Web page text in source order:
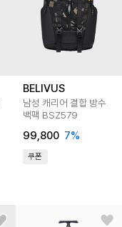
BELIVUS
남성 캐리어 결합 방수
백팩 BSZ579
99,800 7%
쿠폰